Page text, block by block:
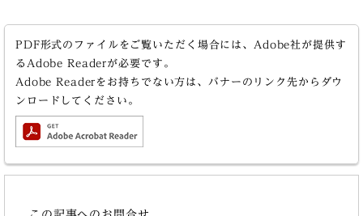
PDF形式のファイルをご覧いただく場合には、Adobe社が提供す
るAdobe Readerが必要です。
Adobe Readerをお持ちでない方は、バナーのリンク先からダウ
ンロードしてください。